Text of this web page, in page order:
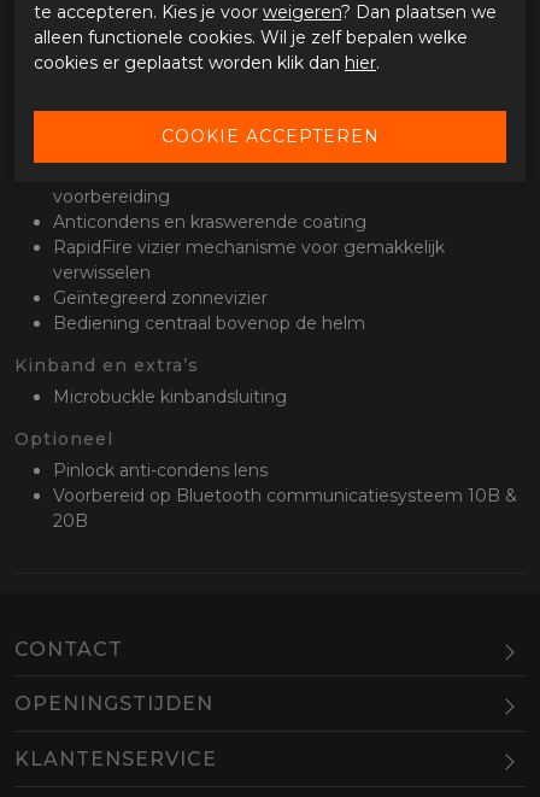
Binnenvoering
Uitneembare en wasbare binnenvoering
SuperCool materiaal met sneldrogende eigenschappen
Vizier en zonnevizier
voorbereiding
Anticondens en kraswerende coating
RapidFire vizier mechanisme voor gemakkelijk
verwisselen
Geïntegreerd zonnevizier
Bediening centraal bovenop de helm
Kinband en extra’s
Microbuckle kinbandsluiting
Optioneel
Pinlock anti-condens lens
Voorbereid op Bluetooth communicatiesysteem 10B &
20B
CONTACT
OPENINGSTIJDEN
Maandag
Dinsdag
10.00-18.00
KLANTENSERVICE
te accepteren. Kies je voor weigeren? Dan plaatsen we
alleen functionele cookies. Wil je zelf bepalen welke
cookies er geplaatst worden klik dan hier.